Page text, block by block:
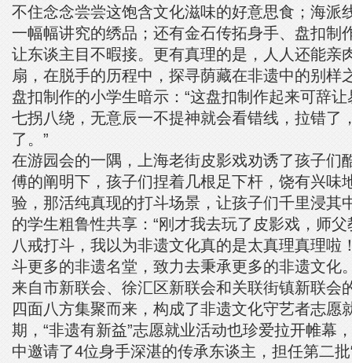
不住念念尝尝这饱含文化滋味的好意思食；海派
一幅幅讲究的绣品；还有金石传拓身手、盘扣制
让东谈主目不暇接。更有真理的是，人人还能亲
扇，在脱手的历程中，探寻荫藏在非遗中的别样
盘扣制作的小学生暗示：“这盘扣制作起来可辞
七拐八绕，无意辰一不提神就会看错线，拉错了
了。”
在游园会的一隅，上海老街皮影戏劝诱了孩子们
傅的阐明下，孩子们捏着几根足下杆，饶有兴味
验，那活纯真现的打斗场景，让孩子们千里浸其
的学生粗鲁性共享：“刚才我去玩了皮影戏，师
八戒打斗，我以为非遗文化真的是太真理真理啦
斗更多的非遗名堂，致力去秉承更多的非遗文化
来自市新联会、徐汇区新联会和关联街镇新联会
四面八方集聚而来，构成了非遗文化守艺者志愿
期，“非遗有新益”志愿就业活动也珍爱拉开帷幕
中邀请了4位身手深湛的传承东谈主，担任第二